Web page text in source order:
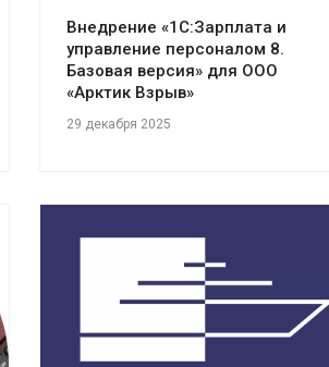
Внедрение «1С:Зарплата и
управление персоналом 8.
Базовая версия» для ООО
«Арктик Взрыв»
29 декабря 2025